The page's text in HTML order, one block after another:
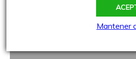
Mantener